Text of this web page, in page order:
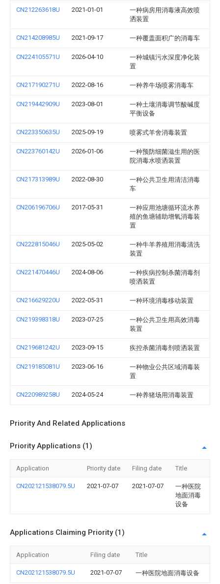
CN212263618U 2021-01-01
一种病房用消毒液高效喷
洒装置
CN214208985U 2021-09-17 一种覆盖面积广的消毒车
CN224105571U 2026-04-10
一种城镇污水深度净化装
置
CN217190271U 2022-08-16 一种养牛场喷雾消毒车
CN219442909U 2023-08-01
一种土壤消毒调节酸碱度
平衡设备
CN223350635U 2025-09-19 喷雾式羊舍消毒装置
CN223760142U 2026-01-06
一种预防细菌滋生用的医
院消毒水喷洒装置
CN217313989U 2022-08-30
一种公共卫生用清洁消毒
车
CN206196706U 2017-05-31
一种应用池塘循环流水养
殖的鱼塘辅助增氧消毒装
置
CN222815046U 2025-05-02
一种牛羊养殖用消毒清洗
装置
CN221470446U 2024-08-06
一种疾病控制杀菌消毒剂
喷洒装置
CN216629220U 2022-05-31 一种环境消毒移动装置
CN219398318U 2023-07-25
一种公共卫生用高效消毒
装置
CN219681242U 2023-09-15 疾控杀菌消毒剂喷洒装置
CN219185081U 2023-06-16
一种物业公共区域消毒装
置
CN220989258U 2024-05-24 一种养猪场用消毒装置
Priority And Related Applications
Priority Applications (1)
Application Priority date Filing date Title
CN202121538079.5U 2021-07-07 2021-07-07
一种医院
地面消毒
设备
Applications Claiming Priority (1)
Application Filing date Title
CN202121538079.5U 2021-07-07 一种医院地面消毒设备